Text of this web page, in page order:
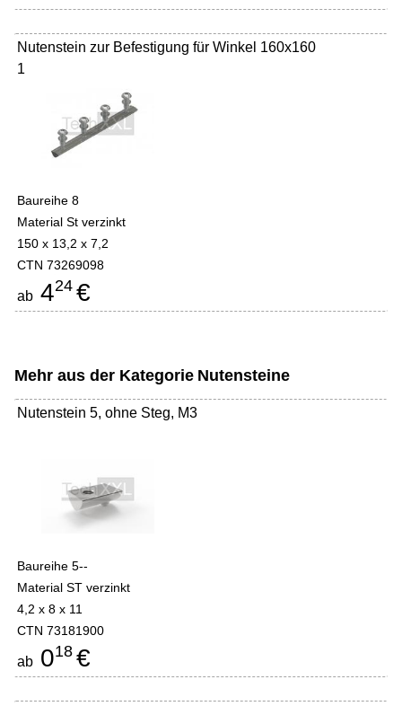
Nutenstein zur Befestigung für Winkel 160x160
1
Baureihe 8
Material St verzinkt
150 x 13,2 x 7,2
CTN 73269098
ab 424 €
Mehr aus der Kategorie Nutensteine
Nutenstein 5, ohne Steg, M3
Baureihe 5--
Material ST verzinkt
4,2 x 8 x 11
CTN 73181900
ab 018 €